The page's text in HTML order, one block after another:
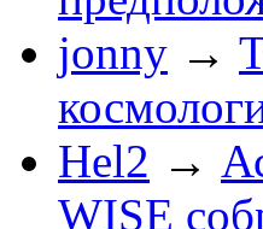
jonny →
Hel2 →
WISE